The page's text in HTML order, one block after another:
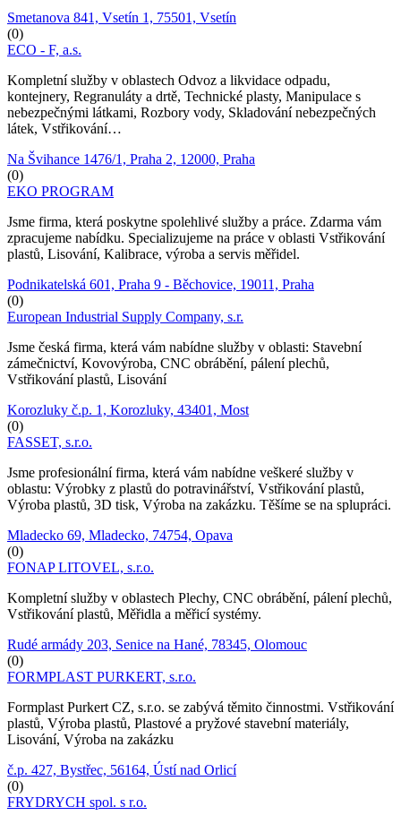
Smetanova 841, Vsetín 1, 75501, Vsetín
(0)
ECO - F, a.s.
Kompletní služby v oblastech Odvoz a likvidace odpadu,
kontejnery, Regranuláty a drtě, Technické plasty, Manipulace s
nebezpečnými látkami, Rozbory vody, Skladování nebezpečných
látek, Vstřikování…
Na Švihance 1476/1, Praha 2, 12000, Praha
(0)
EKO PROGRAM
Jsme firma, která poskytne spolehlivé služby a práce. Zdarma vám
zpracujeme nabídku. Specializujeme na práce v oblasti Vstřikování
plastů, Lisování, Kalibrace, výroba a servis měřidel.
Podnikatelská 601, Praha 9 - Běchovice, 19011, Praha
(0)
European Industrial Supply Company, s.r.
Jsme česká firma, která vám nabídne služby v oblasti: Stavební
zámečnictví, Kovovýroba, CNC obrábění, pálení plechů,
Vstřikování plastů, Lisování
Korozluky č.p. 1, Korozluky, 43401, Most
(0)
FASSET, s.r.o.
Jsme profesionální firma, která vám nabídne veškeré služby v
oblastu: Výrobky z plastů do potravinářství, Vstřikování plastů,
Výroba plastů, 3D tisk, Výroba na zakázku. Těšíme se na splupráci.
Mladecko 69, Mladecko, 74754, Opava
(0)
FONAP LITOVEL, s.r.o.
Kompletní služby v oblastech Plechy, CNC obrábění, pálení plechů,
Vstřikování plastů, Měřidla a měřicí systémy.
Rudé armády 203, Senice na Hané, 78345, Olomouc
(0)
FORMPLAST PURKERT, s.r.o.
Formplast Purkert CZ, s.r.o. se zabývá těmito činnostmi. Vstřikování
plastů, Výroba plastů, Plastové a pryžové stavební materiály,
Lisování, Výroba na zakázku
č.p. 427, Bystřec, 56164, Ústí nad Orlicí
(0)
FRYDRYCH spol. s r.o.